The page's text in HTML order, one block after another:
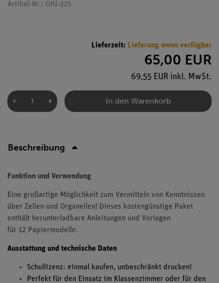
Artikel-Nr.: ORI-225
Lieferzeit: Lieferung wenn verfügbar
65,00 EUR
69,55 EUR inkl. MwSt.
In den Warenkorb
Beschreibung
Funktion und Verwendung
Eine großartige Möglichkeit zum Vermitteln von Kenntnissen
über Zellen und Organellen! Dieses kostengünstige Paket
enthält herunterladbare Anleitungen und Vorlagen
für 12 Papiermodelle.
Ausstattung und technische Daten
Schullizenz: einmal kaufen, unbeschränkt drucken!
Perfekt für den Einsatz im Klassenzimmer oder für den